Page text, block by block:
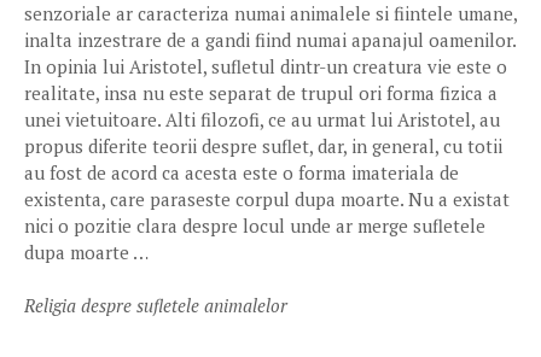
senzoriale ar caracteriza numai animalele si fiintele umane,
inalta inzestrare de a gandi fiind numai apanajul oamenilor.
In opinia lui Aristotel, sufletul dintr-un creatura vie este o
realitate, insa nu este separat de trupul ori forma fizica a
unei vietuitoare. Alti filozofi, ce au urmat lui Aristotel, au
propus diferite teorii despre suflet, dar, in general, cu totii
au fost de acord ca acesta este o forma imateriala de
existenta, care paraseste corpul dupa moarte. Nu a existat
nici o pozitie clara despre locul unde ar merge sufletele
dupa moarte …
Religia despre sufletele animalelor